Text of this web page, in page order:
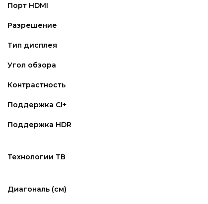
Порт HDMI
Разрешение
Тип дисплея
Угол обзора
Контрастность
Поддержка CI+
Поддержка HDR
Технологии ТВ
Диагональ (см)